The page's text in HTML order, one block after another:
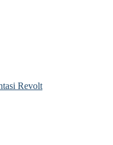
Revolt